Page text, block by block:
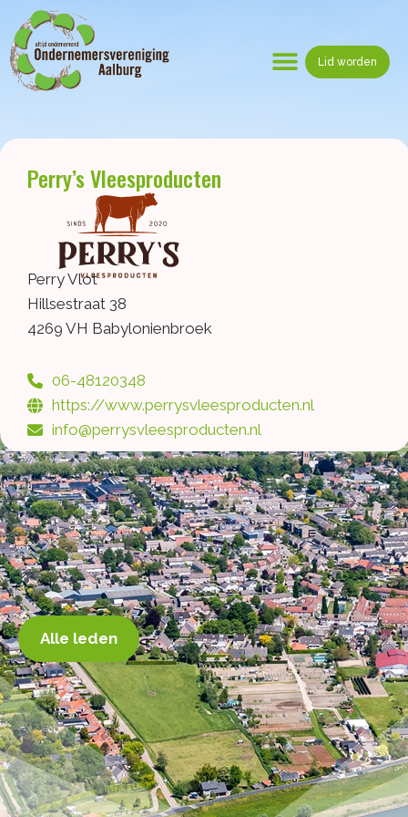
naar
de
inhoud
Lid worden
Perry’s Vleesproducten
Perry Vlot
Hillsestraat 38
4269 VH Babylonienbroek
06-48120348
https://www.perrysvleesproducten.nl
info@perrysvleesproducten.nl
Alle leden